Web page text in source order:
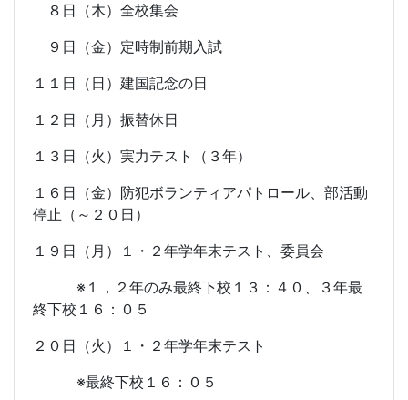
８日（木）全校集会
９日（金）定時制前期入試
１１日（日）建国記念の日
１２日（月）振替休日
１３日（火）実力テスト（３年）
１６日（金）防犯ボランティアパトロール、部活動
停止（～２０日）
１９日（月）１・２年学年末テスト、委員会
※１，２年のみ最終下校１３：４０、３年最
終下校１６：０５
２０日（火）１・２年学年末テスト
※最終下校１６：０５